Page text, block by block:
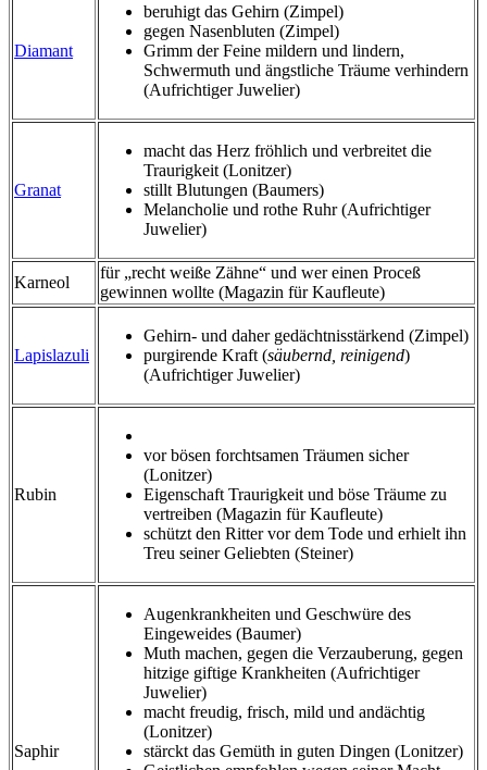
Diamant
beruhigt das Gehirn (Zimpel)
gegen Nasenbluten (Zimpel)
Grimm der Feine mildern und lindern,
Schwermuth und ängstliche Träume verhindern
(Aufrichtiger Juwelier)
Granat
macht das Herz fröhlich und verbreitet die
Traurigkeit (Lonitzer)
stillt Blutungen (Baumers)
Melancholie und rothe Ruhr (Aufrichtiger
Juwelier)
Karneol
für „recht weiße Zähne“ und wer einen Proceß
gewinnen wollte (Magazin für Kaufleute)
Lapislazuli
Gehirn- und daher gedächtnisstärkend (Zimpel)
purgirende Kraft (säubernd, reinigend)
(Aufrichtiger Juwelier)
Rubin
vor bösen forchtsamen Träumen sicher
(Lonitzer)
Eigenschaft Traurigkeit und böse Träume zu
vertreiben (Magazin für Kaufleute)
schützt den Ritter vor dem Tode und erhielt ihn
Treu seiner Geliebten (Steiner)
Saphir
Augenkrankheiten und Geschwüre des
Eingeweides (Baumer)
Muth machen, gegen die Verzauberung, gegen
hitzige giftige Krankheiten (Aufrichtiger
Juwelier)
macht freudig, frisch, mild und andächtig
(Lonitzer)
stärckt das Gemüth in guten Dingen (Lonitzer)